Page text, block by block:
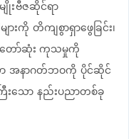
ျိုးဗီဇဆိုင်ရာ
းကို တိကျစွာရှာဖွေခြင်း၊
တော်ဆုံး ကုသမှုကို
ော အနာဂတ်ဘဝကို ပိုင်ဆိုင်
းသော နည်းပညာတစ်ခု